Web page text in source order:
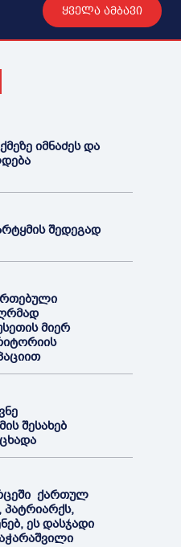
ყველა ამბავი
იმნაძეს და
შედეგად
მიერ
შესახებ
ქართულ
პატრიარქს,
ეს დასჯადი